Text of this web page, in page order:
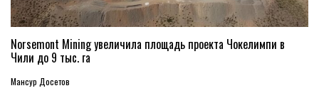
Norsemont Mining увеличила площадь проекта Чокелимпи в
Чили до 9 тыс. га
Мансур Досетов